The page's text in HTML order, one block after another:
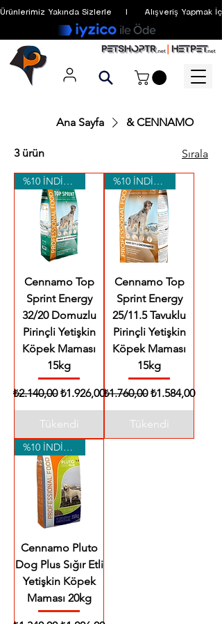
Ürünlerimiz Yakında Sizlerle     I      Alışveriş
Ana Sayfa & CENNAMO
3 ürün Sırala
%10 İNDİRİM
Cennamo Top
Sprint Energy
32/20 Domuzlu
Pirinçli Yetişkin
Köpek Maması
15kg
Normal Fiyat
₺2.140,00 İndirimli Fiyat
₺1.926,00
Tükendi
%10 İNDİRİM
Cennamo Top
Sprint Energy
25/11.5 Tavuklu
Pirinçli Yetişkin
Köpek Maması
15kg
Normal Fiyat
₺1.760,00 İndirimli Fiyat
₺1.584,00
Tükendi
%10 İNDİRİM
Cennamo Pluto
Dog Plus Sığır Etli
Yetişkin Köpek
Maması 20kg